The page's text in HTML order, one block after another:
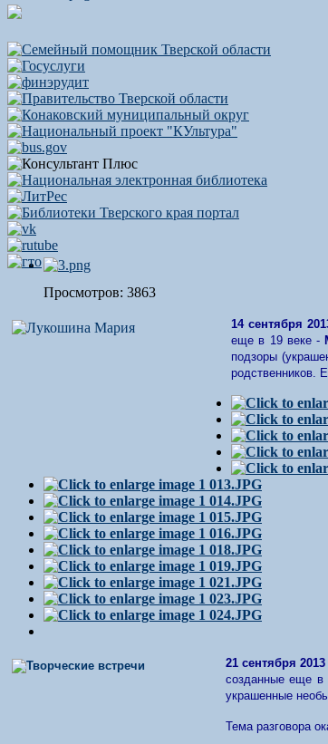
Просмотров: 3863
14 сентября
еще в 19 веке -
подзоры
родственников.
21 сентября 2013
созданные еще в
украшенные
Тема разговора